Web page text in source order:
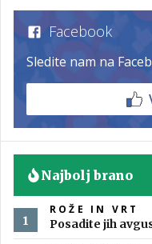
Facebook
Sledite nam na
Najbolj brano
ROŽE IN VRT
Posadite jih